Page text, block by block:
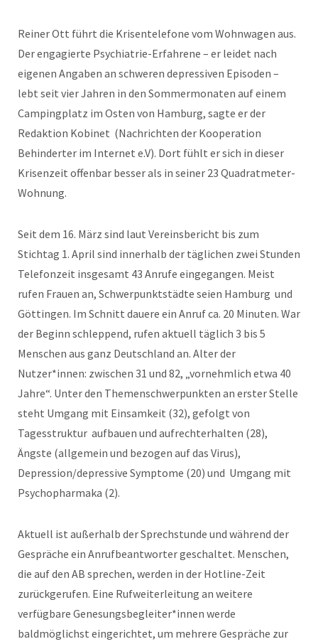
Reiner Ott führt die Krisentelefone vom Wohnwagen aus.
Der engagierte Psychiatrie-Erfahrene – er leidet nach
eigenen Angaben an schweren depressiven Episoden –
lebt seit vier Jahren in den Sommermonaten auf einem
Campingplatz im Osten von Hamburg, sagte er der
Redaktion Kobinet (Nachrichten der Kooperation
Behinderter im Internet e.V). Dort fühlt er sich in dieser
Krisenzeit offenbar besser als in seiner 23 Quadratmeter-
Wohnung.
Seit dem 16. März sind laut Vereinsbericht bis zum
Stichtag 1. April sind innerhalb der täglichen zwei Stunden
Telefonzeit insgesamt 43 Anrufe eingegangen. Meist
rufen Frauen an, Schwerpunktstädte seien Hamburg und
Göttingen. Im Schnitt dauere ein Anruf ca. 20 Minuten. War
der Beginn schleppend, rufen aktuell täglich 3 bis 5
Menschen aus ganz Deutschland an. Alter der
Nutzer*innen: zwischen 31 und 82, „vornehmlich etwa 40
Jahre“. Unter den Themenschwerpunkten an erster Stelle
steht Umgang mit Einsamkeit (32), gefolgt von
Tagesstruktur aufbauen und aufrechterhalten (28),
Ängste (allgemein und bezogen auf das Virus),
Depression/depressive Symptome (20) und Umgang mit
Psychopharmaka (2).
Aktuell ist außerhalb der Sprechstunde und während der
Gespräche ein Anrufbeantworter geschaltet. Menschen,
die auf den AB sprechen, werden in der Hotline-Zeit
zurückgerufen. Eine Rufweiterleitung an weitere
verfügbare Genesungsbegleiter*innen werde
baldmöglichst eingerichtet, um mehrere Gespräche zur